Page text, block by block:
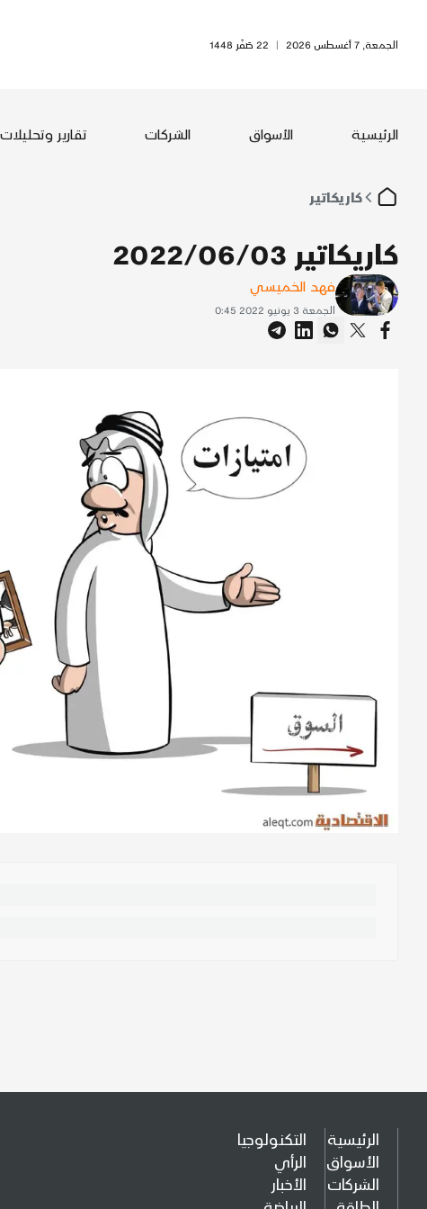
الجمعة, 7 أغسطس 2026 | 22 صَفَر 1448
الرئيسية الأسواق الشركات تقارير وتحليلات
كاريكاتير
كاريكاتير 2022/06/03
فهد الخميسي
الجمعة 3 يونيو 2022 0:45
الرئيسية
الأسواق
الشركات
التكنولوجيا
الرأي
الأخبار